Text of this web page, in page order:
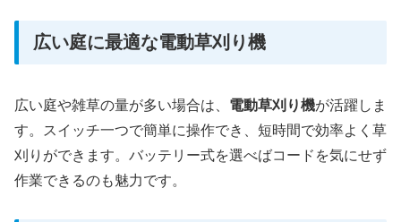
広い庭に最適な電動草刈り機
広い庭や雑草の量が多い場合は、 電動草刈り機が活躍しま
す。スイッチ一つで簡単に操作でき、短時間で効率よく草
刈りができます。バッテリー式を選べばコードを気にせず
作業できるのも魅力です。